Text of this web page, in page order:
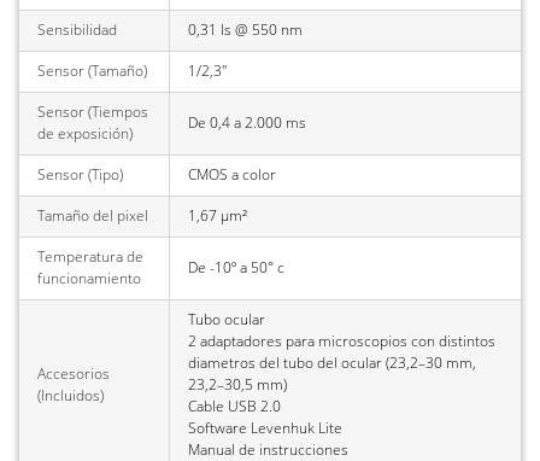
Sensibilidad
0,31 ls @ 550 nm
Sensor (Tamaño)
1/2,3''
Sensor (Tiempos
de exposición)
De 0,4 a 2.000 ms
Sensor (Tipo)
CMOS a color
Tamaño del pixel
1,67 µm²
Temperatura de
funcionamiento
De -10º a 50° c
Accesorios
(Incluidos)
Tubo ocular
2 adaptadores para microscopios con distintos
diametros del tubo del ocular (23,2–30 mm,
23,2–30,5 mm)
Cable USB 2.0
Software Levenhuk Lite
Manual de instrucciones